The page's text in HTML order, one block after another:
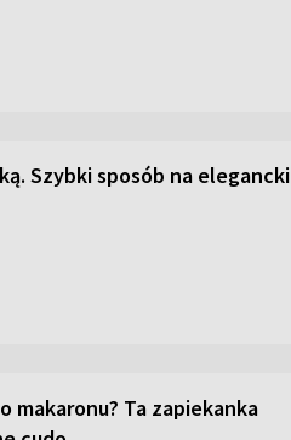
Szybki sposób na elegancki
makaronu? Ta zapiekanka